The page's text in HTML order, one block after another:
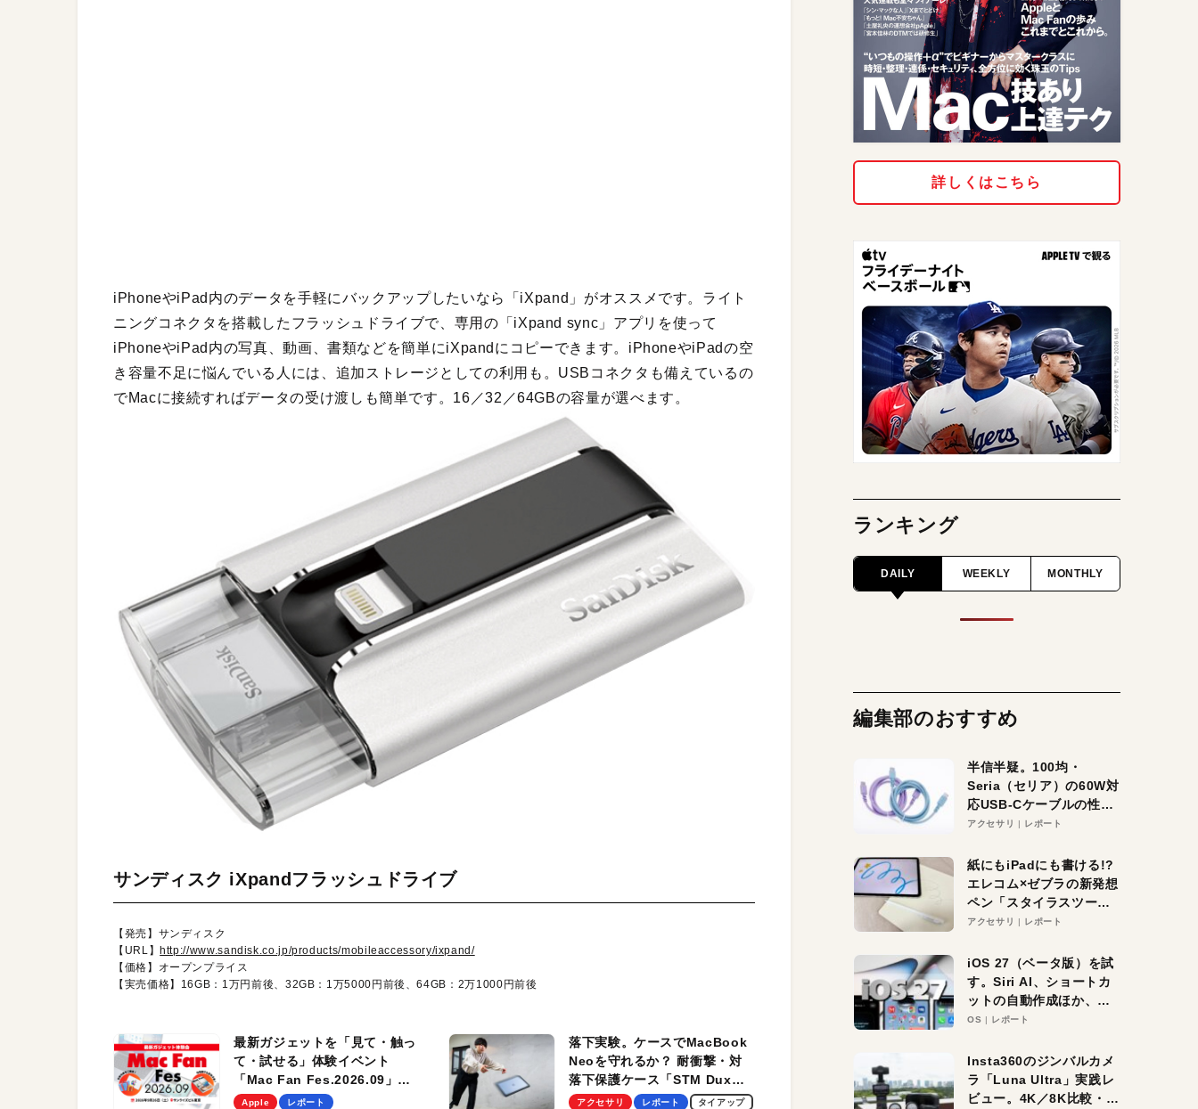
iPhoneやiPad内のデータを手軽にバックアップしたいなら「iXpand」がオススメです。ライト
ニングコネクタを搭載したフラッシュドライブで、専用の「iXpand sync」アプリを使って
iPhoneやiPad内の写真、動画、書類などを簡単にiXpandにコピーできます。iPhoneやiPadの空
き容量不足に悩んでいる人には、追加ストレージとしての利用も。USBコネクタも備えているの
でMacに接続すればデータの受け渡しも簡単です。16／32／64GBの容量が選べます。
サンディスク iXpandフラッシュドライブ
【発売】サンディスク
【URL】
http://www.sandisk.co.jp/products/mobileaccessory/ixpand/
【価格】オープンプライス
【実売価格】16GB：1万円前後、32GB：1万5000円前後、64GB：2万1000円前後
最新ガジェットを「見て・触っ
て・試せる」体験イベント
「Mac Fan Fes.2026.09」
を、9月26日（土）に開催しま
Apple レポート
落下実験。ケースでMacBook
Neoを守れるか？ 耐衝撃・対
落下保護ケース「STM Dux
Ultra」を検証。学生、ビジネ
アクセサリ レポート タイアップ
詳しくはこちら
ランキング
DAILY WEEKLY MONTHLY
編集部のおすすめ
半信半疑。100均・
Seria（セリア）の60W対
応USB-Cケーブルの性能
を検証。超コスパの1本を
アクセサリ レポート
紙にもiPadにも書ける!?
エレコム×ゼブラの新発想
ペン「スタイラスツーウ
ェイ」レビュー。持ち替
アクセサリ レポート
iOS 27（ベータ版）を試
す。Siri AI、ショートカ
ットの自動作成ほか、期
待大の便利機能5選。
る未来はすぐそこ！
OS レポート
Insta360のジンバルカメ
ラ「Luna Ultra」実践レ
ビュー。4K／8K比較・ズ